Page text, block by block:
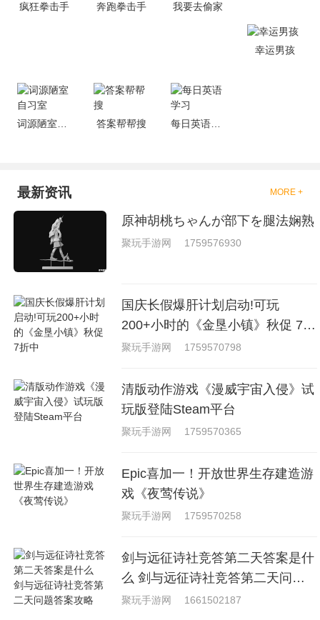
够去进行体验的，我们也是能够
就是收集了一些有意思的拳击游
戏，相信你们一定会喜欢的。
疯狂拳击手 奔跑拳击手 我要去偷家
幸运男孩
答案帮帮搜 每日英语学习
最新资讯 MORE +
原神胡桃ちゃんが部下を腿法娴熟
聚玩手游网 1759576930
国庆长假爆肝计划启动!可玩
200+小时的《金垦小镇》秋促 7折
中
聚玩手游网 1759570798
清版动作游戏《漫威宇宙入侵》试
玩版登陆Steam平台
聚玩手游网 1759570365
Epic喜加一！开放世界生存建造游
戏《夜莺传说》
聚玩手游网 1759570258
剑与远征诗社竞答第二天答案是什
么 剑与远征诗社竞答第二天问题
答案攻略
聚玩手游网 1661502187